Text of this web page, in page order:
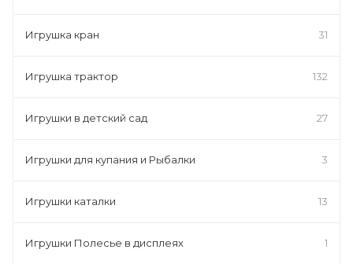
Игрушка кран 31
Игрушка трактор 132
Игрушки в детский сад 27
Игрушки для купания и Рыбалки 3
Игрушки каталки 13
Игрушки Полесье в дисплеях 1